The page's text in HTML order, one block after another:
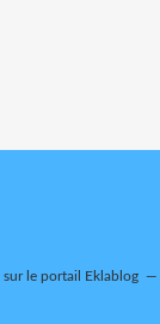
sur le portail Eklablog